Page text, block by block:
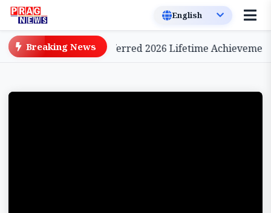
Breaking News
Cinema, to be Conferred 2026 Lifetime Achievement